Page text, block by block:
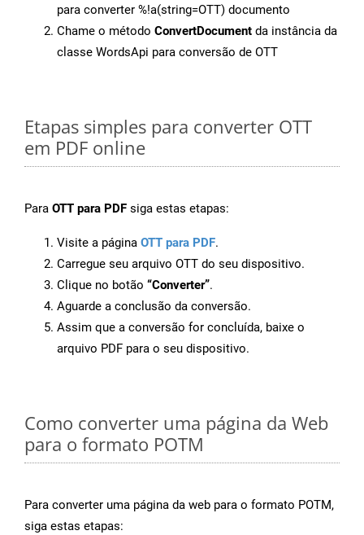
para converter %!a(string=OTT) documento
Chame o método ConvertDocument da instância da
classe WordsApi para conversão de OTT
Etapas simples para converter OTT
em PDF online
Para OTT para PDF siga estas etapas:
Visite a página OTT para PDF.
Carregue seu arquivo OTT do seu dispositivo.
Clique no botão “Converter”.
Aguarde a conclusão da conversão.
Assim que a conversão for concluída, baixe o
arquivo PDF para o seu dispositivo.
Como converter uma página da Web
para o formato POTM
Para converter uma página da web para o formato POTM,
siga estas etapas: